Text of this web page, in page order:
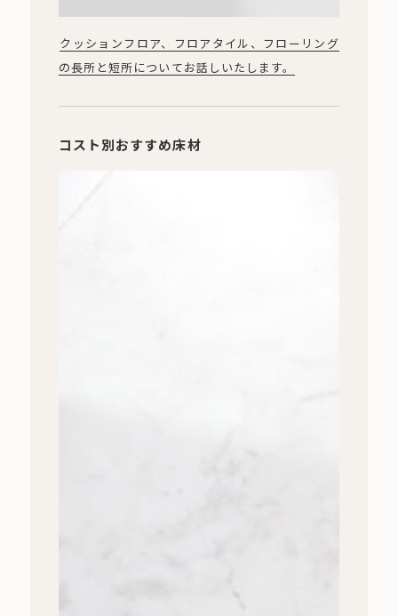
クッションフロア、フロアタイル、フローリング
の長所と短所についてお話しいたします。
コスト別おすすめ床材